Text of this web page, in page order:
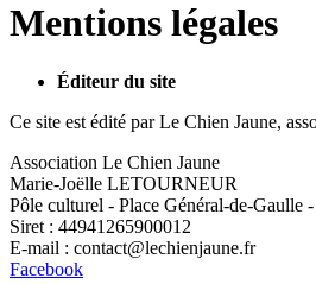
Mentions légales
Éditeur du site
Ce site est édité par Le Chien Jaune,
Association Le Chien Jaune
Marie-Joëlle LETOURNEUR
Pôle culturel - Place Général-de-Gaulle
Siret : 44941265900012
E-mail : contact@lechienjaune.fr
Facebook